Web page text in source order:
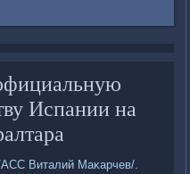
Испании на
Виталий Маκарчев/.